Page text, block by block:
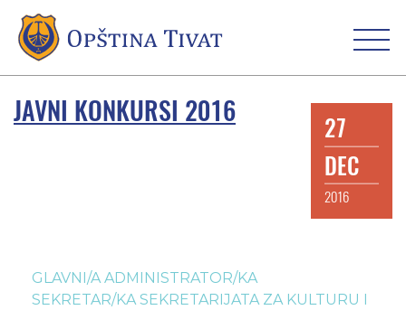
JAVNI KONKURSI 2016
27
DEC
2016
GLAVNI/A ADMINISTRATOR/KA
SEKRETAR/KA SEKRETARIJATA ZA KULTURU I